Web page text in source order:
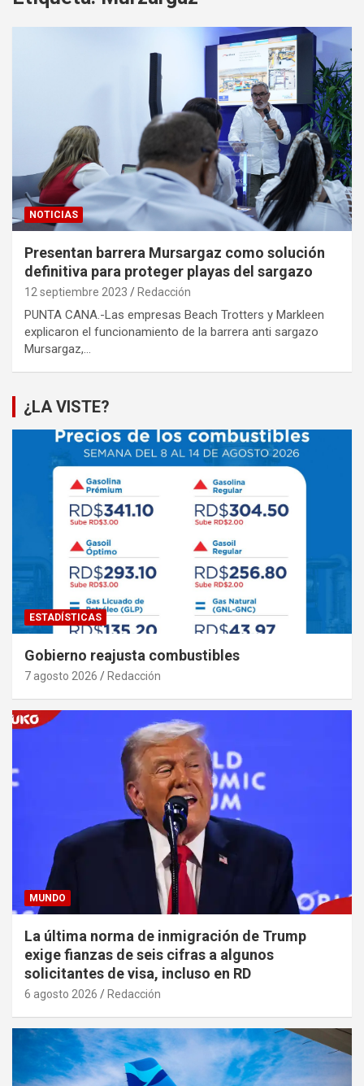
NOTICIAS
Presentan barrera Mursargaz como solución
definitiva para proteger playas del sargazo
12 septiembre 2023 Redacción
PUNTA CANA.-Las empresas Beach Trotters y Markleen
explicaron el funcionamiento de la barrera anti sargazo
Mursargaz,…
¿LA VISTE?
ESTADÍSTICAS
Gobierno reajusta combustibles
7 agosto 2026 Redacción
MUNDO
La última norma de inmigración de Trump
exige fianzas de seis cifras a algunos
solicitantes de visa, incluso en RD
6 agosto 2026 Redacción